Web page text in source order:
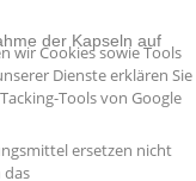
der Kapseln auf
ersetzen nicht
das
wir Cookies sowie Tools
Dienste erklären Sie
Tools von Google